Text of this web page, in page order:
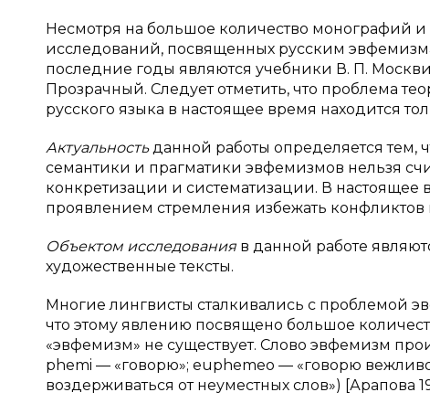
Несмотря на большое количество монографий
исследований, посвященных русским
последние годы являются учебники В. П.
Прозрачный. Следует отметить, что проблема
русского языка в настоящее время находится
Актуальностьданной работы определяется
семантики и прагматики эвфемизмов нельзя
конкретизации и систематизации. В
проявлением стремления избежать
Объектом исследования в данной работе
художественные тексты.
Многие лингвисты сталкивались с проблемой
что этому явлению посвящено большое
«эвфемизм» не существует. Слово эвфемизм
phemi — «говорю»; euphemeo — «говорю
воздерживаться от неуместных слов») [Арапова